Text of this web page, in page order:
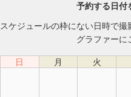
予約する日付
スケジュールの枠にない日時で撮
グラファーに
日 月 火